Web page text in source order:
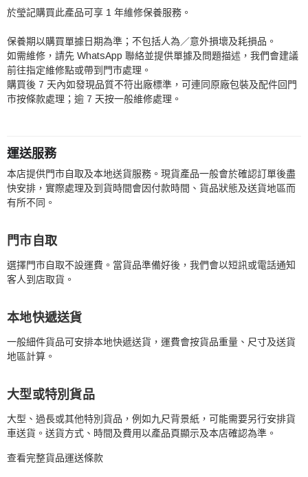
於瑩記購買此產品可享 1 年維修保養服務。
保養期以購買單據日期為準；不包括人為／意外損壞及耗損品。
如需維修，請先 WhatsApp 聯絡並提供單據及問題描述，我們會建議
前往指定維修點或帶到門市處理。
購買後 7 天內如發現品質不符出廠標準，可連同原廠包裝及配件回門
市按條款處理；逾 7 天按一般維修處理。
運送服務
本店提供門市自取及本地送貨服務。現貨產品一般會於確認訂單後盡
快安排，實際處理及到貨時間會因付款時間、貨品狀態及送貨地區而
有所不同。
門市自取
選擇門市自取不設運費。當貨品準備好後，我們會以短訊或電話通知
客人到店取貨。
本地快遞送貨
一般細件貨品可安排本地快遞送貨，運費會按貨品重量、尺寸及送貨
地區計算。
大型或特別貨品
大型、過長或其他特別貨品，例如九尺背景紙，可能需要另行安排貨
車送貨。送貨方式、時間及費用以產品頁顯示及本店確認為準。
查看完整貨品運送條款